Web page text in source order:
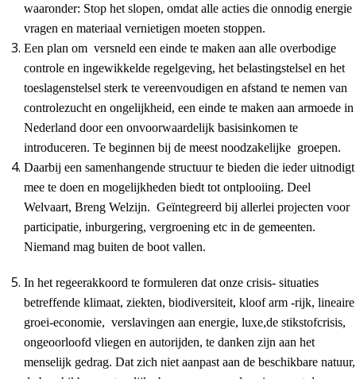
waaronder: Stop het slopen, omdat alle acties die onnodig energie
vragen en materiaal vernietigen moeten stoppen.
Een plan om versneld een einde te maken aan alle overbodige
controle en ingewikkelde regelgeving, het belastingstelsel en het
toeslagenstelsel sterk te vereenvoudigen en afstand te nemen van
controlezucht en ongelijkheid, een einde te maken aan armoede in
Nederland door een onvoorwaardelijk basisinkomen te
introduceren. Te beginnen bij de meest noodzakelijke groepen.
Daarbij een samenhangende structuur te bieden die ieder uitnodigt
mee te doen en mogelijkheden biedt tot ontplooiing. Deel
Welvaart, Breng Welzijn. Geïntegreerd bij allerlei projecten voor
participatie, inburgering, vergroening etc in de gemeenten.
Niemand mag buiten de boot vallen.
In het regeerakkoord te formuleren dat onze crisis- situaties
betreffende klimaat, ziekten, biodiversiteit, kloof arm -rijk, lineaire
groei-economie, verslavingen aan energie, luxe,de stikstofcrisis,
ongeoorloofd vliegen en autorijden, te danken zijn aan het
menselijk gedrag. Dat zich niet aanpast aan de beschikbare natuur,